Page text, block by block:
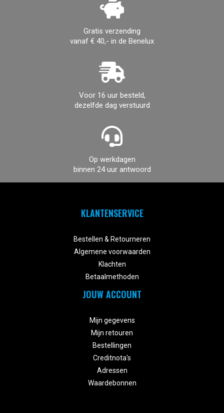
Gratis verzending
vanaf € 40,- in de Benelux
Voor 16 uur besteld,
dezelfde dag verstuurd
Op werkdagen
binnen 24 uur antwoord
KLANTENSERVICE
Bestellen & Retourneren
Algemene voorwaarden
Klachten
Betaalmethoden
JOUW ACCOUNT
Mijn gegevens
Mijn retouren
Bestellingen
Creditnota's
Adressen
Waardebonnen